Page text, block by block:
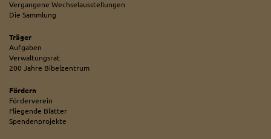
Vergangene Wechselausstellungen
Die Sammlung
Träger
Aufgaben
Verwaltungsrat
200 Jahre Bibelzentrum
Fördern
Förderverein
Fliegende Blätter
Spendenprojekte